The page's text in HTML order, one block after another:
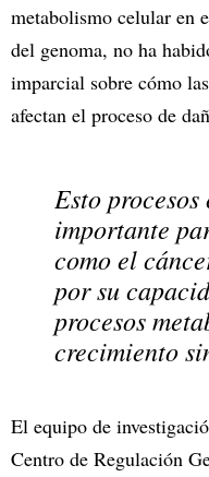
metabolismo celular en
del genoma, no ha
imparcial sobre cómo
afectan el proceso de
Esto
importante
como el
por su
procesos
crecimiento
El equipo de
Centro de Regulación